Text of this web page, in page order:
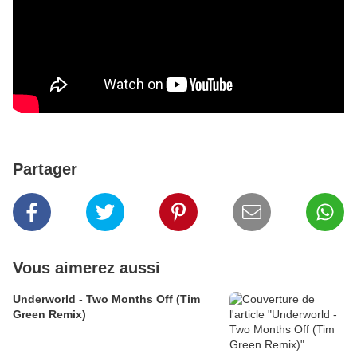
Partager
Vous aimerez aussi
Underworld - Two Months Off (Tim
Green Remix)